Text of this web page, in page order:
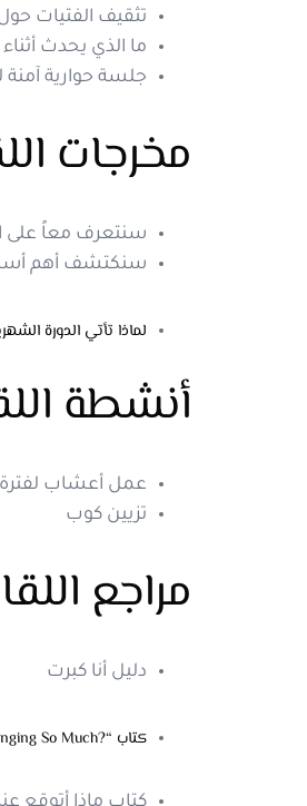
تثقيف الفتيات
ما الذي يحدث أثناء
جلسة حوارية آمنة
مخرجات
سنتعرف معاً على
سنكتشف أهم
لماذا تأتي الدورة
أنشطة
عمل أعشاب لفترة
تزيين كوب
مراجع
دليل أنا كبرت
كتاب “?OMG Why Is My Body Changing So Much”